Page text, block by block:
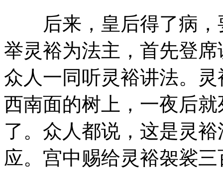
后来，皇后得了病，
举灵裕为法主，首先登
众人一同听灵裕讲法。
西南面的树上，一夜后
了。众人都说，这是灵
应。宫中赐给灵裕袈裟